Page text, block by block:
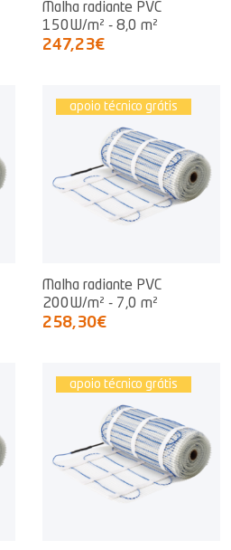
Malha radiante PVC
150W/m² - 8,0 m²
247,23€
apoio técnico grátis
Malha radiante PVC
200W/m² - 7,0 m²
258,30€
apoio técnico grátis